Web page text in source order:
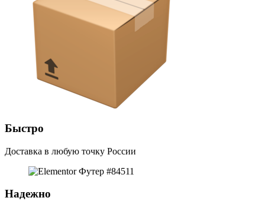
Быстро
Доставка в любую точку России
Надежно